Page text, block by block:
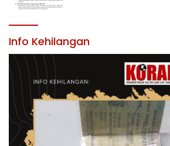
Info Kehilangan